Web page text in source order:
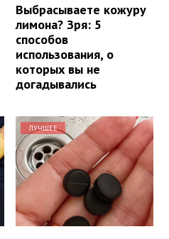
Выбрасываете кожуру
лимона? Зря: 5
способов
использования, о
которых вы не
догадывались
ЛУЧШЕЕ